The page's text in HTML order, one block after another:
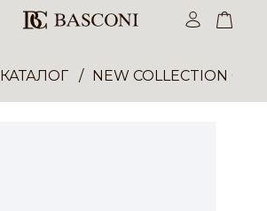
КАТАЛОГ NEW COLLECTION